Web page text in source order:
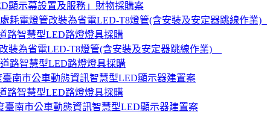
顯示幕設置及服務」財物採購案
耗電燈管改裝為省電LED-T8燈管(含安裝及安定器跳線作業)
路智慧型LED路燈燈具採購
裝為省電LED-T8燈管(含安裝及安定器跳線作業)
路智慧型LED路燈燈具採購
臺南市公車動態資訊智慧型LED顯示器建置案
路智慧型LED路燈燈具採購
臺南市公車動態資訊智慧型LED顯示器建置案